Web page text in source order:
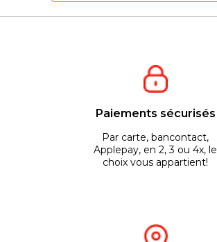
Paiements sécurisés
Par carte, bancontact,
Applepay, en 2, 3 ou 4x, le
choix vous appartient!